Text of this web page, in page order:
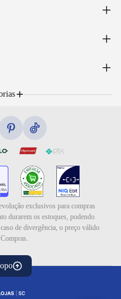
+
+
+
exclusivos para compras
durarem os estoques, podendo
de divergência, o preço válido